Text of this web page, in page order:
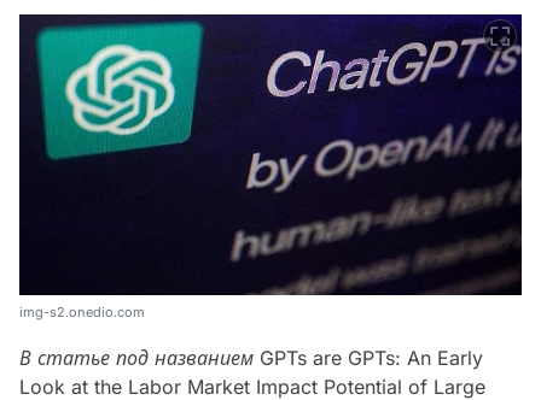
img-s2.onedio.com
В статье под названием GPTs are GPTs: An Early
Look at the Labor Market Impact Potential of Large